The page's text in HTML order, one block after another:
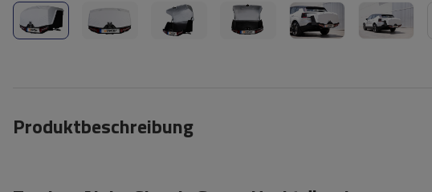
Produktbeschreibung